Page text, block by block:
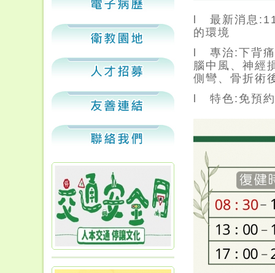
l 最新消息
的環境
l 專治:下背
腦中風、神經
側彎、骨折術
l 特色:免預